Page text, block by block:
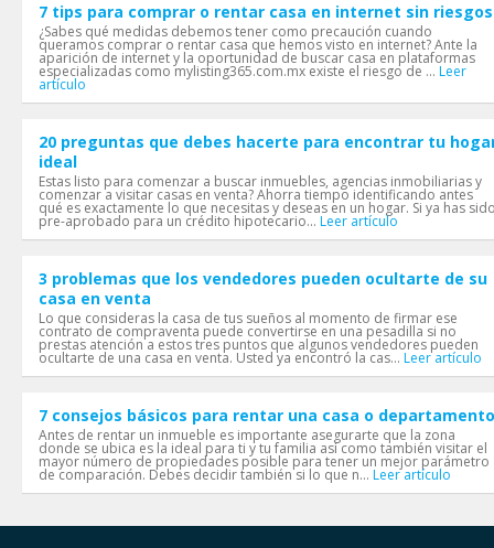
7 tips para comprar o rentar casa en internet sin riesgos
¿Sabes qué medidas debemos tener como precaución cuando
queramos comprar o rentar casa que hemos visto en internet? Ante la
aparición de internet y la oportunidad de buscar casa en plataformas
especializadas como mylisting365.com.mx existe el riesgo de ... Leer
artículo
20 preguntas que debes hacerte para encontrar tu
ideal
Estas listo para comenzar a buscar inmuebles, agencias inmobiliarias y
comenzar a visitar casas en venta? Ahorra tiempo identificando antes
qué es exactamente lo que necesitas y deseas en un hogar. Si ya has
pre-aprobado para un crédito hipotecario... Leer artículo
3 problemas que los vendedores pueden ocultarte de su
casa en venta
Lo que consideras la casa de tus sueños al momento de firmar ese
contrato de compraventa puede convertirse en una pesadilla si no
prestas atención a estos tres puntos que algunos vendedores pueden
ocultarte de una casa en venta. Usted ya encontró la cas... Leer artículo
7 consejos básicos para rentar una casa o departamento
Antes de rentar un inmueble es importante asegurarte que la zona
donde se ubica es la ideal para ti y tu familia así como también visitar el
mayor número de propiedades posible para tener un mejor parámetro
de comparación. Debes decidir también si lo que n... Leer artículo